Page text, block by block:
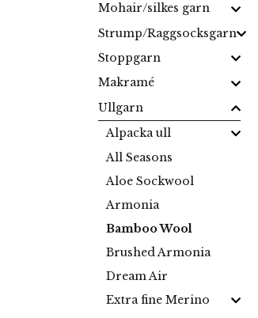
Mohair/silkes garn
Strump/Raggsocksgarn
Stoppgarn
Makramé
Ullgarn
Alpacka ull
All Seasons
Aloe Sockwool
Armonia
Bamboo Wool
Brushed Armonia
Dream Air
Extra fine Merino